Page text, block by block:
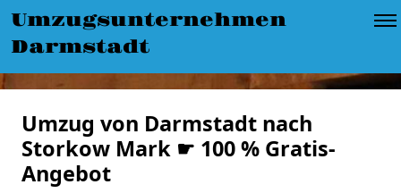
Umzugsunternehmen
Darmstadt
Umzug von Darmstadt nach
Storkow Mark ☛ 100 % Gratis-
Angebot